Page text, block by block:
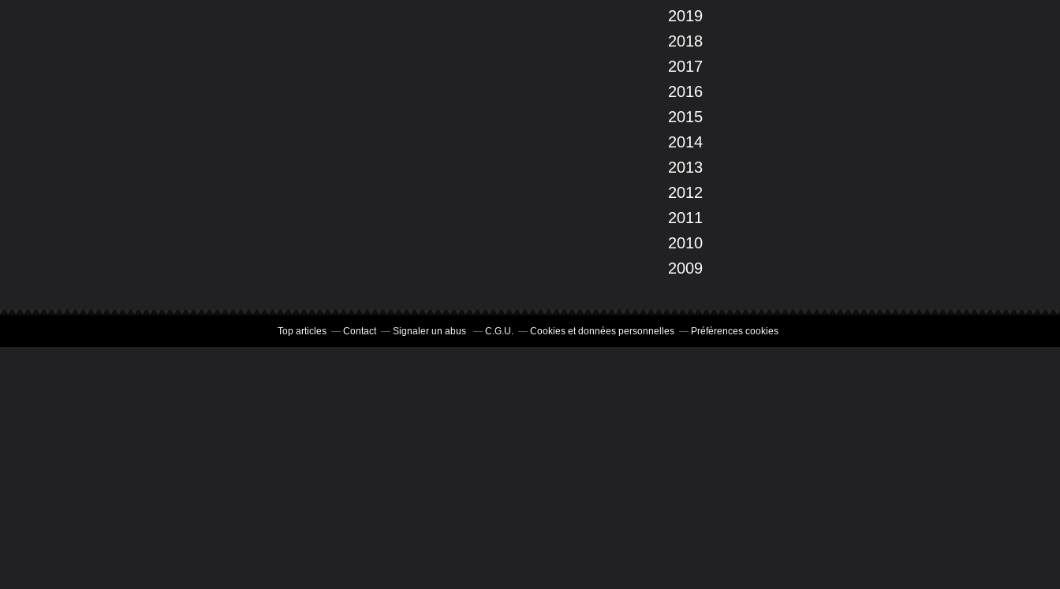
2019
2018
2017
2016
2015
2014
2013
2012
2011
2010
2009
Top articles Contact Signaler un abus C.G.U. Cookies et données personnelles Préférences cookies